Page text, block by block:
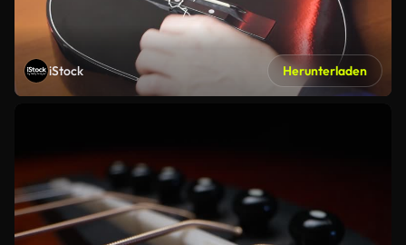
iStock Herunterladen